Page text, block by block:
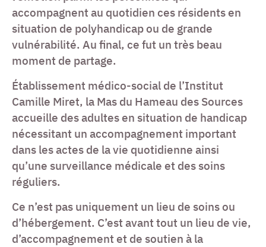
accompagnent au quotidien ces résidents en
situation de polyhandicap ou de grande
vulnérabilité. Au final, ce fut un très beau
moment de partage.
Établissement médico-social de l’Institut
Camille Miret, la Mas du Hameau des Sources
accueille des adultes en situation de handicap
nécessitant un accompagnement important
dans les actes de la vie quotidienne ainsi
qu’une surveillance médicale et des soins
réguliers.
Ce n’est pas uniquement un lieu de soins ou
d’hébergement. C’est avant tout un lieu de vie,
d’accompagnement et de soutien à la